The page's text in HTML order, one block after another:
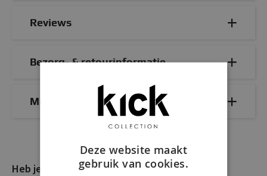
Reviews
Bezorg- & retourinformatie
Mix & Match
Heb je nog vragen?
Deze website maakt
gebruik van cookies.